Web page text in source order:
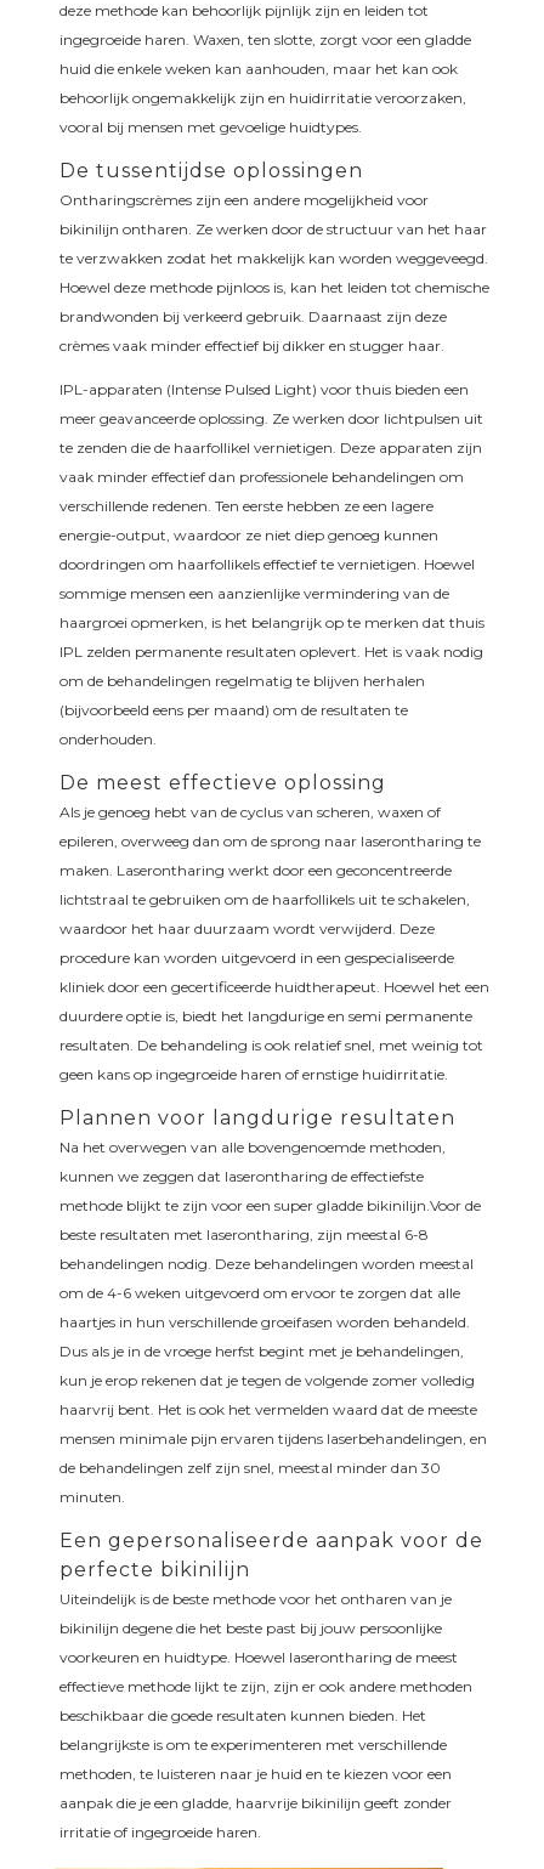
deze methode kan behoorlijk pijnlijk zijn en leiden tot
ingegroeide haren. Waxen, ten slotte, zorgt voor een gladde
huid die enkele weken kan aanhouden, maar het kan ook
behoorlijk ongemakkelijk zijn en huidirritatie veroorzaken,
vooral bij mensen met gevoelige huidtypes.
De tussentijdse oplossingen
Ontharingscrèmes zijn een andere mogelijkheid voor
bikinilijn ontharen. Ze werken door de structuur van het haar
te verzwakken zodat het makkelijk kan worden weggeveegd.
Hoewel deze methode pijnloos is, kan het leiden tot chemische
brandwonden bij verkeerd gebruik. Daarnaast zijn deze
crèmes vaak minder effectief bij dikker en stugger haar.
IPL-apparaten (Intense Pulsed Light) voor thuis bieden een
meer geavanceerde oplossing. Ze werken door lichtpulsen uit
te zenden die de haarfollikel vernietigen. Deze apparaten zijn
vaak minder effectief dan professionele behandelingen om
verschillende redenen. Ten eerste hebben ze een lagere
energie-output, waardoor ze niet diep genoeg kunnen
doordringen om haarfollikels effectief te vernietigen. Hoewel
sommige mensen een aanzienlijke vermindering van de
haargroei opmerken, is het belangrijk op te merken dat thuis
IPL zelden permanente resultaten oplevert. Het is vaak nodig
om de behandelingen regelmatig te blijven herhalen
(bijvoorbeeld eens per maand) om de resultaten te
onderhouden.
De meest effectieve oplossing
Als je genoeg hebt van de cyclus van scheren, waxen of
epileren, overweeg dan om de sprong naar laserontharing te
maken. Laserontharing werkt door een geconcentreerde
lichtstraal te gebruiken om de haarfollikels uit te schakelen,
waardoor het haar duurzaam wordt verwijderd. Deze
procedure kan worden uitgevoerd in een gespecialiseerde
kliniek door een gecertificeerde huidtherapeut. Hoewel het een
duurdere optie is, biedt het langdurige en semi permanente
resultaten. De behandeling is ook relatief snel, met weinig tot
geen kans op ingegroeide haren of ernstige huidirritatie.
Plannen voor langdurige resultaten
Na het overwegen van alle bovengenoemde methoden,
kunnen we zeggen dat laserontharing de effectiefste
methode blijkt te zijn voor een super gladde bikinilijn.Voor de
beste resultaten met laserontharing, zijn meestal 6-8
behandelingen nodig. Deze behandelingen worden meestal
om de 4-6 weken uitgevoerd om ervoor te zorgen dat alle
haartjes in hun verschillende groeifasen worden behandeld.
Dus als je in de vroege herfst begint met je behandelingen,
kun je erop rekenen dat je tegen de volgende zomer volledig
haarvrij bent. Het is ook het vermelden waard dat de meeste
mensen minimale pijn ervaren tijdens laserbehandelingen, en
de behandelingen zelf zijn snel, meestal minder dan 30
minuten.
Een gepersonaliseerde aanpak voor de
perfecte bikinilijn
Uiteindelijk is de beste methode voor het ontharen van je
bikinilijn degene die het beste past bij jouw persoonlijke
voorkeuren en huidtype. Hoewel laserontharing de meest
effectieve methode lijkt te zijn, zijn er ook andere methoden
beschikbaar die goede resultaten kunnen bieden. Het
belangrijkste is om te experimenteren met verschillende
methoden, te luisteren naar je huid en te kiezen voor een
aanpak die je een gladde, haarvrije bikinilijn geeft zonder
irritatie of ingegroeide haren.